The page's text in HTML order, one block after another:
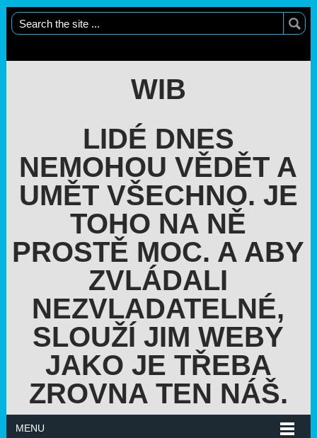
WIB
LIDÉ DNES
NEMOHOU VĚDĚT A
UMĚT VŠECHNO. JE
TOHO NA NĚ
PROSTĚ MOC. A ABY
ZVLÁDALI
NEZVLADATELNÉ,
SLOUŽÍ JIM WEBY
JAKO JE TŘEBA
ZROVNA TEN NÁŠ.
MENU